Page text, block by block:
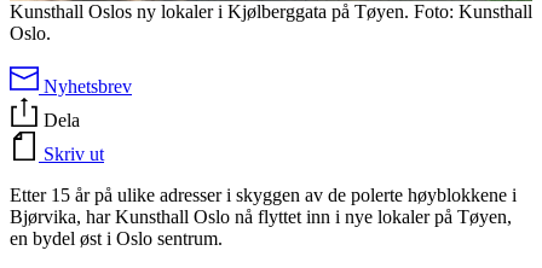
Kunsthall Oslos ny lokaler i Kjølberggata på Tøyen. Foto: Kunsthall
Oslo.
Nyhetsbrev
Dela
Skriv ut
Etter 15 år på ulike adresser i skyggen av de polerte høyblokkene i
Bjørvika, har Kunsthall Oslo nå flyttet inn i nye lokaler på Tøyen,
en bydel øst i Oslo sentrum.